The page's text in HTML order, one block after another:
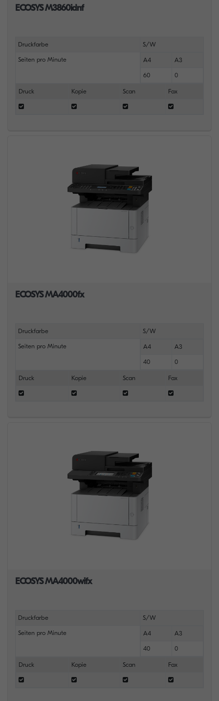
ECOSYS M3860idnf
Druckfarbe S/W
Seiten pro Minute A4 A3
60 0
Druck Kopie Scan Fax
ECOSYS MA4000fx
Druckfarbe S/W
Seiten pro Minute A4 A3
40 0
Druck Kopie Scan Fax
ECOSYS MA4000wifx
Druckfarbe S/W
Seiten pro Minute A4 A3
40 0
Druck Kopie Scan Fax